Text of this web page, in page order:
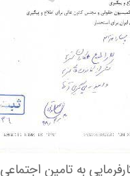
به تامین اجتماعی